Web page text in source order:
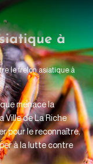
à
le frelon asiatique à
menace la
Ville de La Riche
pour le reconnaître,
à la lutte contre